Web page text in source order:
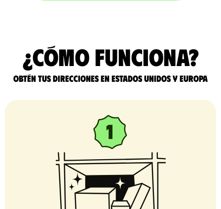
¿Cómo funciona?
Obtén tus direcciones en Estados Unidos y Europa